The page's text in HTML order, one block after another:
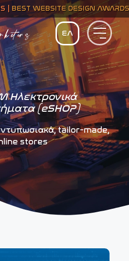
Ηλεκτρονικά
(eSHOP)
tailor-made,
stores
DESIGN AWARDS| BESPOKE